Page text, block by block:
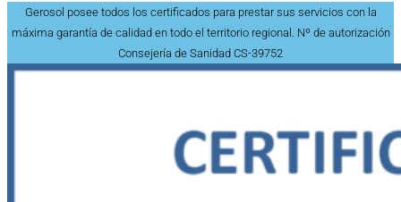
Gerosol posee todos los certificados para prestar sus servicios con la
máxima garantía de calidad en todo el territorio regional. Nº de autorización
Consejería de Sanidad CS-39752